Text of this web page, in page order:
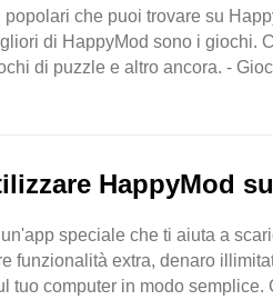
che puoi trovare su
di HappyMod sono i giochi.
di puzzle e altro ancora. -
HappyMod
speciale che ti aiuta a
funzionalità extra, denaro
tuo computer in modo